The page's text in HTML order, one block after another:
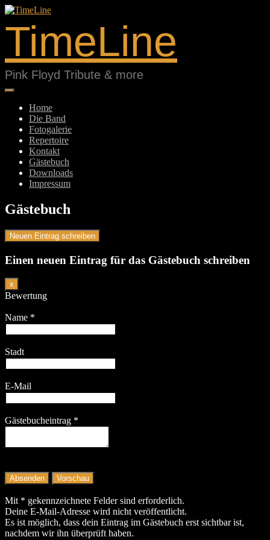
Springe
Inhalt
TimeLine
Pink Floyd Tribute & more
Home
Die Band
Fotogalerie
Repertoire
Kontakt
Gästebuch
Downloads
Impressum
Gästebuch
Einen neuen Eintrag für das Gästebuch schreiben
x
Formular
ausblenden
Bewertung
Name *
Stadt
E-Mail
Gästebucheintrag *
Mit * gekennzeichnete Felder sind erforderlich.
Deine E-Mail-Adresse wird nicht veröffentlicht.
Es ist möglich, dass dein Eintrag im Gästebuch erst sichtbar ist,
nachdem wir ihn überprüft haben.